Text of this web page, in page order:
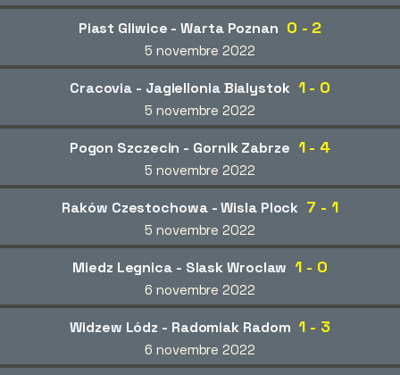
Piast Gliwice - Warta Poznan 0 - 2
5 novembre 2022
Cracovia - Jagiellonia Bialystok 1 - 0
5 novembre 2022
Pogon Szczecin - Gornik Zabrze 1 - 4
5 novembre 2022
Raków Czestochowa - Wisla Plock 7 - 1
5 novembre 2022
Miedz Legnica - Slask Wroclaw 1 - 0
6 novembre 2022
Widzew Lódz - Radomiak Radom 1 - 3
6 novembre 2022